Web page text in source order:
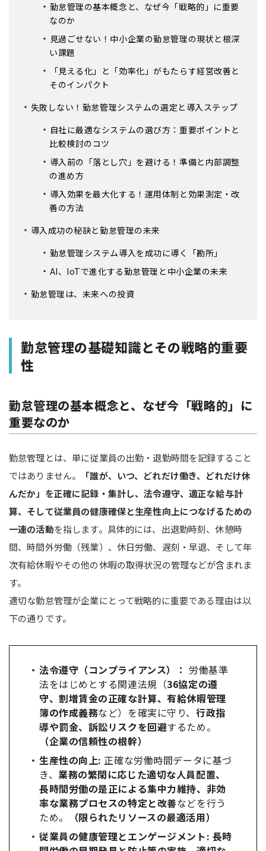
勤怠管理の基本概念と、なぜ今「戦略的」に重要
なのか
見過ごせない！中小企業の勤怠管理の現状と根深
い課題
「見える化」と「効率化」がもたらす経営改善と
そのインパクト
失敗しない！勤怠管理システムの選定と導入ステップ
自社に最適なシステムの選び方：重要ポイントと
比較検討のコツ
導入前の「落とし穴」を避ける！準備と内部調整
の進め方
導入効果を最大化する！運用体制と効果測定・改
善の方法
導入成功の秘訣と勤怠管理の未来
勤怠管理システム導入を成功に導く「勘所」
AI、IoTで進化する勤怠管理と中小企業の未来
勤怠管理は、未来への投資
勤怠管理の基礎知識とその戦略的重要
性
勤怠管理の基本概念と、なぜ今「戦略的」に
重要なのか
勤怠管理とは、単に従業員の出勤・退勤時間を記録すること
ではありません。
「誰が、いつ、どれだけ働き、どれだけ休
んだか」を正確に記録・集計し、法令遵守、適正な給与計
算、そして従業員の健康確保と生産性向上につなげるための
一連の活動を指します。具体的には、出退勤時刻、休憩時
間、時間外労働（残業）、休日労働、遅刻・早退、そして年
次有給休暇やその他の休暇の取得状況の管理などが含まれま
す。
適切な勤怠管理が企業にとって戦略的に重要である理由は以
下の通りです。
法令遵守（コンプライアンス）： 労働基準
法をはじめとする関連法規（36協定の遵
守、割増賃金の正確な計算、有給休暇管理
簿の作成義務など）を確実に守り、 行政指
導や罰金、訴訟リスクを回避するため。
（企業の信頼性の根幹）
生産性の向上: 正確な労働時間データに基づ
き、 業務の繁閑に応じた適切な人員配置、
長時間労働の是正による集中力維持、非効
率な業務プロセスの特定と改善などを行う
ため。
（限られたリソースの最適活用）
従業員の健康管理とエンゲージメント: 長時